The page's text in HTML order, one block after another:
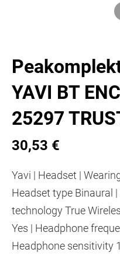
YAVI BT
25297
30,53 €
Yavi | Headset |
Headset type Binaural
technology True
Yes | Headphone
Headphone sensitivity